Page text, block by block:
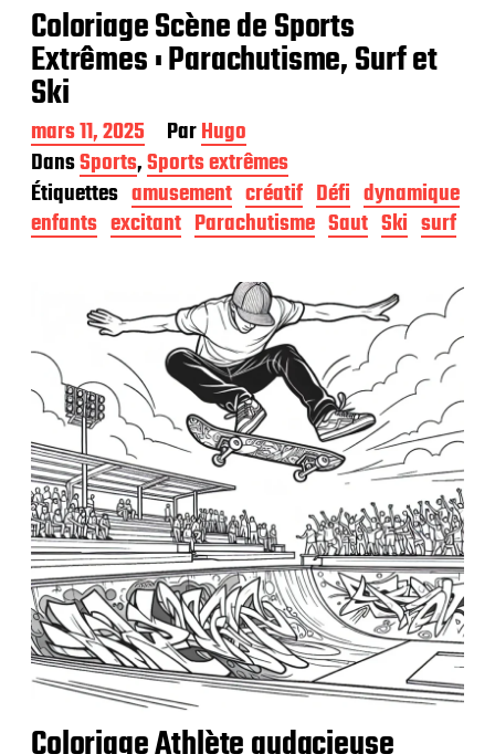
Coloriage Scène de Sports
Extrêmes : Parachutisme, Surf et
Ski
D
a
t
e
d
e
i
a
i
o
n
mars 11, 2025 ParHugo
DansSports,Sports extrêmes
Étiquettes amusement créatif Défi dynamique
enfants excitant Parachutisme Saut Ski surf